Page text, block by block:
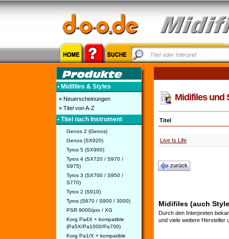
• Midifiles & Styles
» Neuerscheinungen
» Titel von A-Z
• Titel nach Instrument
Genos 2 (Genos)
Genos (SX920)
Tyros 5 (SX900)
Tyros 4 (SX720 / S970 /
S975)
Tyros 3 (SX700 / S950 /
S770)
Tyros 2 (S910)
Tyros (S670 / S900 / 3000)
PSR 9000/pro / XG
Korg Pa4X + kompatible
(Pa5X/Pa1000/Pa700)
Korg Pa1/X + kompatible
Midifiles und
Titel
Live Is Life
zurück
Midifiles (auch
Durch den Interpreten
und viele weitere Hersteller